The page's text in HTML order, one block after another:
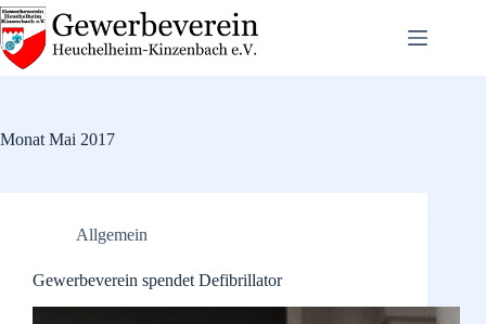
Zum
Inhalt
springen
Monat Mai 2017
Allgemein
Gewerbeverein spendet Defibrillator